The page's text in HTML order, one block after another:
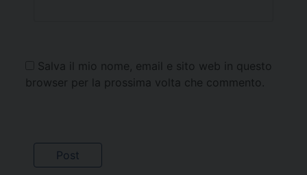
Salva il mio nome, email e sito web in questo
browser per la prossima volta che commento.